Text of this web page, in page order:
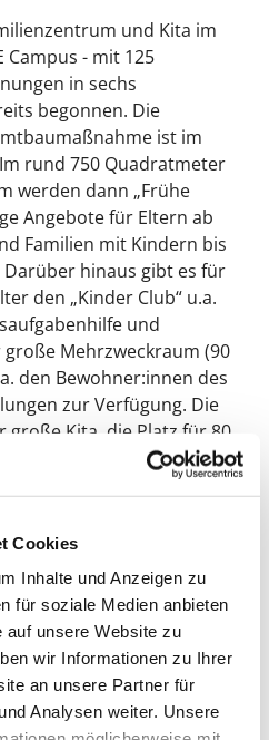
Cookies
Inhalte und Anzeigen zu
für soziale Medien anbieten
auf unsere Website zu
wir Informationen zu Ihrer
an unsere Partner für
Analysen weiter. Unsere
und Kita im
Campus - mit 125
in sechs
begonnen. Die
ist im
rund 750 Quadratmeter
werden dann „Frühe
Angebote für Eltern ab
Familien mit Kindern bis
Darüber hinaus gibt es für
den „Kinder Club“ u.a.
und
Mehrzweckraum (90
den Bewohner:innen des
zur Verfügung. Die
Kita, die Platz für 80
auf Sprach- und
in einem
3 untergebracht.
Kiez kann das
Arbeit vor Ort und
das der Kirchenkreis
AG entwickelt hat.
investiert der